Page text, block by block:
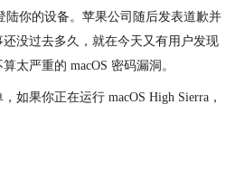
陆你的设备。苹果公司随后发表道歉并
没过去多久，就在今天又有用户发现
严重的 macOS 密码漏洞。
如果你正在运行 macOS High Sierra，